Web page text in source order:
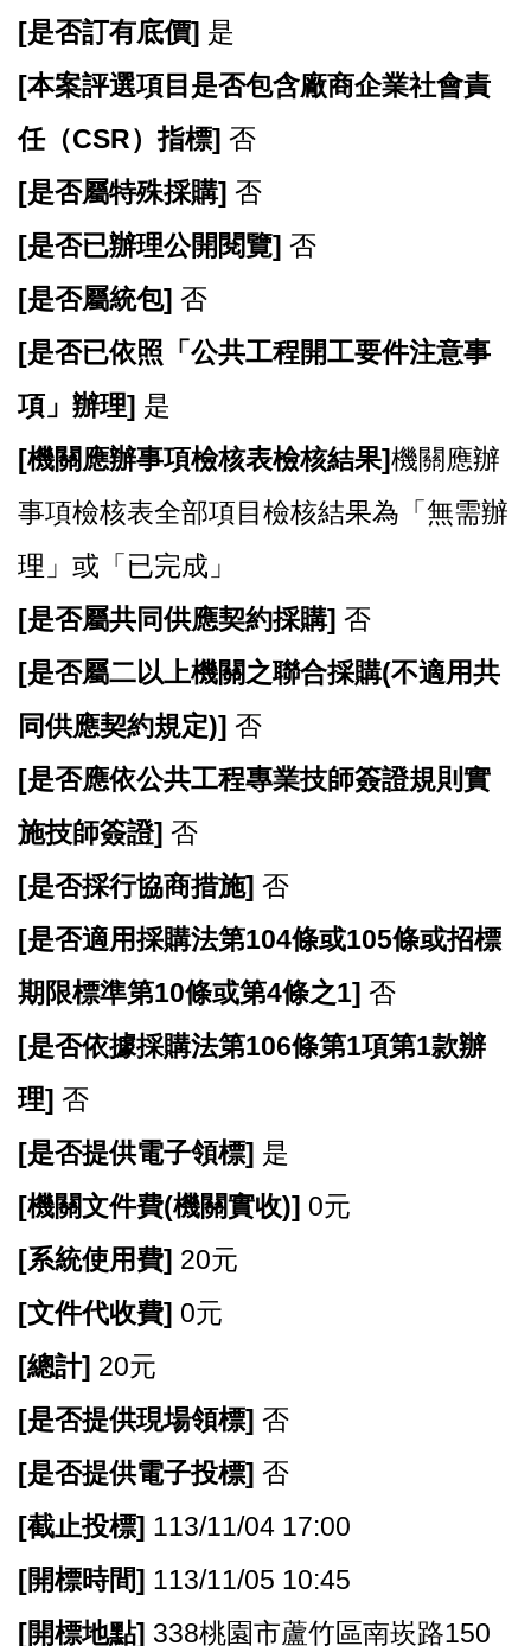
[是否訂有底價] 是
[本案評選項目是否包含廠商企業社會責
任（CSR）指標] 否
[是否屬特殊採購] 否
[是否已辦理公開閱覽] 否
[是否屬統包] 否
[是否已依照「公共工程開工要件注意事
項」辦理] 是
[機關應辦事項檢核表檢核結果]機關應辦
事項檢核表全部項目檢核結果為「無需辦
理」或「已完成」
[是否屬共同供應契約採購] 否
[是否屬二以上機關之聯合採購(不適用共
同供應契約規定)] 否
[是否應依公共工程專業技師簽證規則實
施技師簽證] 否
[是否採行協商措施] 否
[是否適用採購法第104條或105條或招標
期限標準第10條或第4條之1] 否
[是否依據採購法第106條第1項第1款辦
理] 否
[是否提供電子領標] 是
[機關文件費(機關實收)] 0元
[系統使用費] 20元
[文件代收費] 0元
[總計] 20元
[是否提供現場領標] 否
[是否提供電子投標] 否
[截止投標] 113/11/04 17:00
[開標時間] 113/11/05 10:45
[開標地點] 338桃園市蘆竹區南崁路150